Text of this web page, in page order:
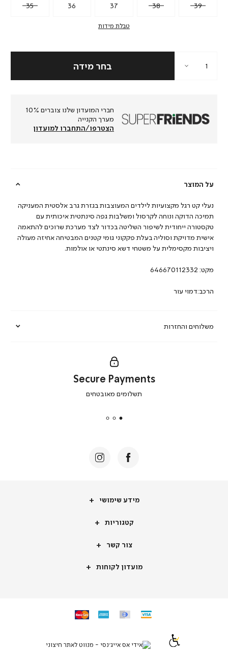
35 36 37 38 39
טבלת מידות
חברי המועדון שלנו צוברים 10%
מערך הקנייה
הצטרפו/התחברו למועדון
על המוצר
משלוחים והחזרות
נעלי קט רגל מקצועיות לילדים המעוצבות בגזרת גרב אלסטית המעניקה
תמיכה הדוקה ונוחה לקרסול ומשלבות גפה סינתטית איכותית עם
טקסטורה ייחודית לשיפור השליטה בכדור לצד מערכת שרוכים להתאמה
אישית מדויקת וסוליה בעלת פקקוני גומי קטנים המבטיחה אחיזה מעולה
ויציבות מקסימלית על משטחי דשא סינתטי או אולמות.
מקט: 646670112332
הרכב:דמוי עור
secure
|
Secure Payments
תשלומים מאובטחים
מידע
מידע שימושי
קטגוריותקטגוריות
צור
צור קשר
מועדון
מועדון לקוחות